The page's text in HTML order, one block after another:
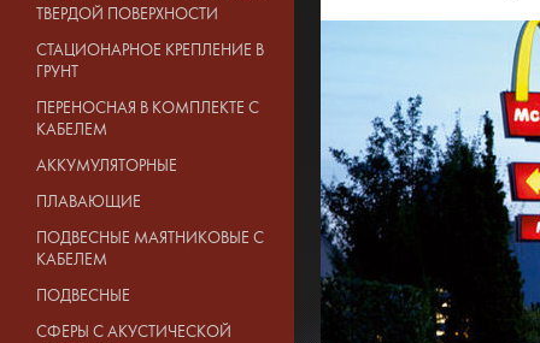
ТВЕРДОЙ ПОВЕРХНОСТИ
СТАЦИОНАРНОЕ КРЕПЛЕНИЕ В
ГРУНТ
ПЕРЕНОСНАЯ В КОМПЛЕКТЕ С
КАБЕЛЕМ
АККУМУЛЯТОРНЫЕ
ПЛАВАЮЩИЕ
ПОДВЕСНЫЕ МАЯТНИКОВЫЕ С
КАБЕЛЕМ
ПОДВЕСНЫЕ
СФЕРЫ С АКУСТИЧЕСКОЙ